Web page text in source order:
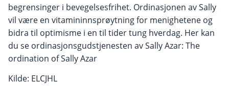
begrensinger i bevegelsesfrihet. Ordinasjonen av Sally
vil være en vitamininnsprøytning for menighetene og
bidra til optimisme i en til tider tung hverdag. Her kan
du se ordinasjonsgudstjenesten av Sally Azar: The
ordination of Sally Azar
Kilde: ELCJHL